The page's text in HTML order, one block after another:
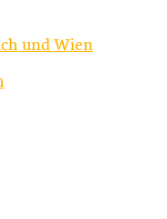
und Wien